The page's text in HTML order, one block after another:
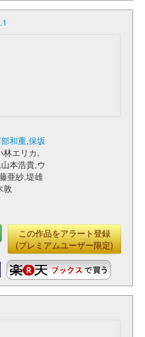
和重,保坂
林エリカ,
本浩貴,ウ
亜紗,堤雄
敦
この作品をアラート登録
(プレミアムユーザー限定)